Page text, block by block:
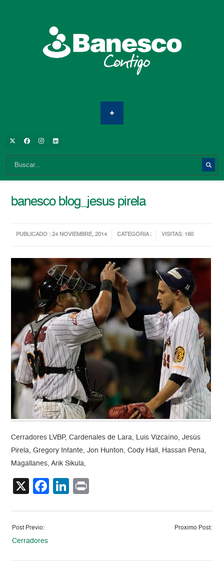
banesco blog_jesus pirela
PUBLICADO : 24 NOVIEMBRE, 2014 CATEGORIA : VISITAS: 160
Cerradores LVBP, Cardenales de Lara, Luis Vizcaíno, Jesús
Pirela, Gregory Infante, Jon Hunton, Cody Hall, Hassan Pena,
Magallanes, Arik Sikula,
X Facebook
LinkedIn
Post Previo:
Cerradores
Proximo Post: